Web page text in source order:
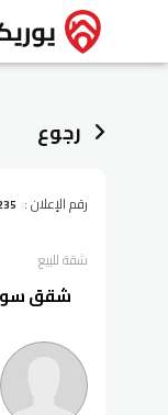
رجوع
رقم الإعلان :
شقةللبيع
شقق سوبر